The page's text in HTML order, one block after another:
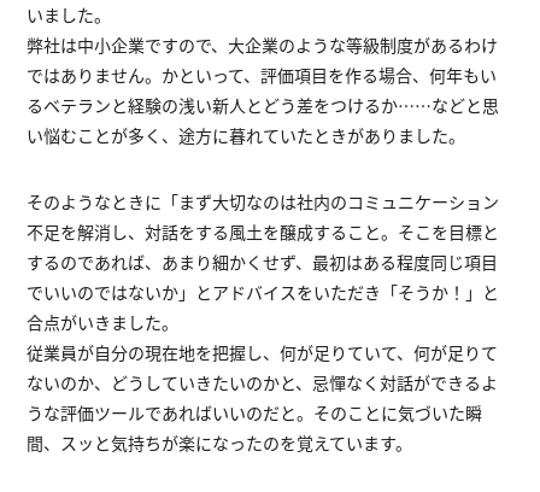
いました。
弊社は中小企業ですので、大企業のような等級制度があるわけ
ではありません。かといって、評価項目を作る場合、何年もい
るベテランと経験の浅い新人とどう差をつけるか……などと思
い悩むことが多く、途方に暮れていたときがありました。
そのようなときに「まず大切なのは社内のコミュニケーション
不足を解消し、対話をする風土を醸成すること。そこを目標と
するのであれば、あまり細かくせず、最初はある程度同じ項目
でいいのではないか」とアドバイスをいただき「そうか！」と
合点がいきました。
従業員が自分の現在地を把握し、何が足りていて、何が足りて
ないのか、どうしていきたいのかと、忌憚なく対話ができるよ
うな評価ツールであればいいのだと。そのことに気づいた瞬
間、スッと気持ちが楽になったのを覚えています。